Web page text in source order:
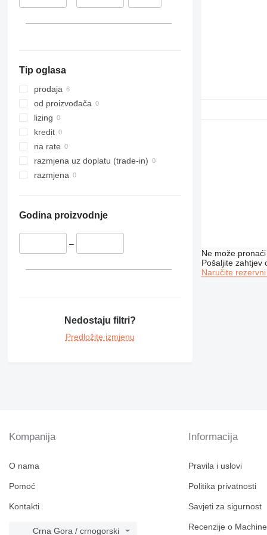
Tip oglasa
prodaja
od proizvođača
lizing
kredit
na rate
razmjena uz doplatu (trade-in)
razmjena
Godina proizvodnje
–
Nedostaju filtri?
Predložite izmjenu
Ne može
Pošaljite zahtjev
Naručite
Kompanija
O nama
Pomoć
Kontakti
Crna Gora / crnogorski
Informacija
Pravila i uslovi
Politika privatnosti
Savjeti za sigurnost
Recenzije o